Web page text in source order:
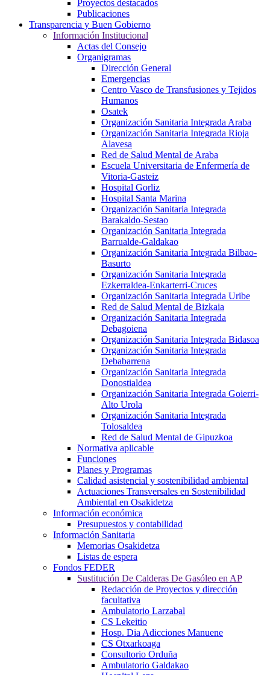
Proyectos destacados
Publicaciones
Transparencia y Buen Gobierno
Información Institucional
Actas del Consejo
Organigramas
Dirección General
Emergencias
Centro Vasco de Transfusiones y Tejidos
Humanos
Osatek
Organización Sanitaria Integrada Araba
Organización Sanitaria Integrada Rioja
Alavesa
Red de Salud Mental de Araba
Escuela Universitaria de Enfermería de
Vitoria-Gasteiz
Hospital Gorliz
Hospital Santa Marina
Organización Sanitaria Integrada
Barakaldo-Sestao
Organización Sanitaria Integrada
Barrualde-Galdakao
Organización Sanitaria Integrada Bilbao-
Basurto
Organización Sanitaria Integrada
Ezkerraldea-Enkarterri-Cruces
Organización Sanitaria Integrada Uribe
Red de Salud Mental de Bizkaia
Organización Sanitaria Integrada
Debagoiena
Organización Sanitaria Integrada Bidasoa
Organización Sanitaria Integrada
Debabarrena
Organización Sanitaria Integrada
Donostialdea
Organización Sanitaria Integrada Goierri-
Alto Urola
Organización Sanitaria Integrada
Tolosaldea
Red de Salud Mental de Gipuzkoa
Normativa aplicable
Funciones
Planes y Programas
Calidad asistencial y sostenibilidad ambiental
Actuaciones Transversales en Sostenibilidad
Ambiental en Osakidetza
Información económica
Presupuestos y contabilidad
Información Sanitaria
Memorias Osakidetza
Listas de espera
Fondos FEDER
Sustitución De Calderas De Gasóleo en AP
Redacción de Proyectos y dirección
facultativa
Ambulatorio Larzabal
CS Lekeitio
Hosp. Dia Adicciones Manuene
CS Otxarkoaga
Consultorio Orduña
Ambulatorio Galdakao